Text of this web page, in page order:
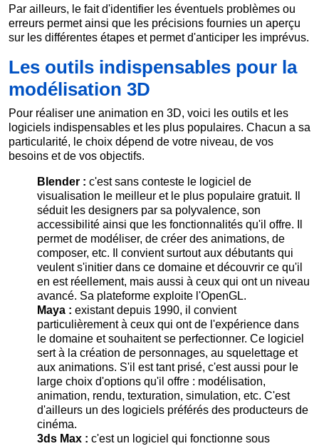
Par ailleurs, le fait d'identifier les éventuels problèmes ou
erreurs permet ainsi que les précisions fournies un aperçu
sur les différentes étapes et permet d'anticiper les imprévus.
Les outils indispensables pour la
modélisation 3D
Pour réaliser une animation en 3D, voici les outils et les
logiciels indispensables et les plus populaires. Chacun a sa
particularité, le choix dépend de votre niveau, de vos
besoins et de vos objectifs.
Blender : c'est sans conteste le logiciel de
visualisation le meilleur et le plus populaire gratuit. Il
séduit les designers par sa polyvalence, son
accessibilité ainsi que les fonctionnalités qu'il offre. Il
permet de modéliser, de créer des animations, de
composer, etc. Il convient surtout aux débutants qui
veulent s'initier dans ce domaine et découvrir ce qu'il
en est réellement, mais aussi à ceux qui ont un niveau
avancé. Sa plateforme exploite l'OpenGL.
Maya : existant depuis 1990, il convient
particulièrement à ceux qui ont de l'expérience dans
le domaine et souhaitent se perfectionner. Ce logiciel
sert à la création de personnages, au squelettage et
aux animations. S'il est tant prisé, c'est aussi pour le
large choix d'options qu'il offre : modélisation,
animation, rendu, texturation, simulation, etc. C'est
d'ailleurs un des logiciels préférés des producteurs de
cinéma.
3ds Max : c'est un logiciel qui fonctionne sous